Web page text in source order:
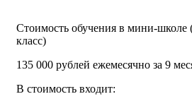
Стоимость обучения в мини-школе
класс)
135 000 рублей ежемесячно за 9
В стоимость входит: